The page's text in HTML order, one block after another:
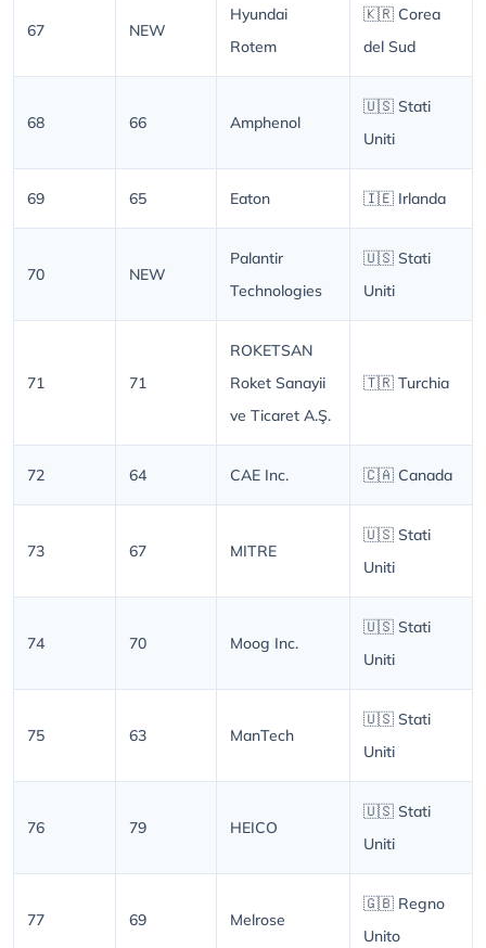
67 NEW
Hyundai
Rotem
🇰🇷 Corea
del Sud
68 66 Amphenol
🇺🇸 Stati
Uniti
69 65 Eaton 🇮🇪 Irlanda
70 NEW
Palantir
Technologies
🇺🇸 Stati
Uniti
71 71
ROKETSAN
Roket Sanayii
ve Ticaret A.Ş.
🇹🇷 Turchia
72 64 CAE Inc. 🇨🇦 Canada
73 67 MITRE
🇺🇸 Stati
Uniti
74 70 Moog Inc.
🇺🇸 Stati
Uniti
75 63 ManTech
🇺🇸 Stati
Uniti
76 79 HEICO
🇺🇸 Stati
Uniti
77 69 Melrose
🇬🇧 Regno
Unito